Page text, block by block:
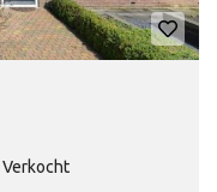
Verkocht